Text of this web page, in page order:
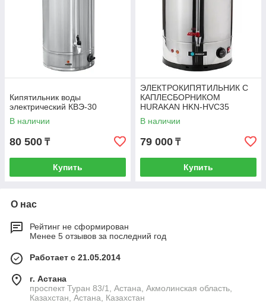
Кипятильник воды
электрический КВЭ-30
В наличии
80 500 ₸
Купить
ЭЛЕКТРОКИПЯТИЛЬНИК С
КАПЛЕСБОРНИКОМ
HURAKAN HKN-HVC35
В наличии
79 000 ₸
Купить
О нас
Рейтинг не сформирован
Менее 5 отзывов за последний год
Работает с 21.05.2014
г. Астана
проспект Туран 83/1, Астана, Акмолинская область,
Казахстан, Астана, Казахстан